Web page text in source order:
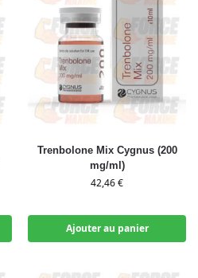
Trenbolone Mix Cygnus (200
mg/ml)
42,46€
Ajouter au panier